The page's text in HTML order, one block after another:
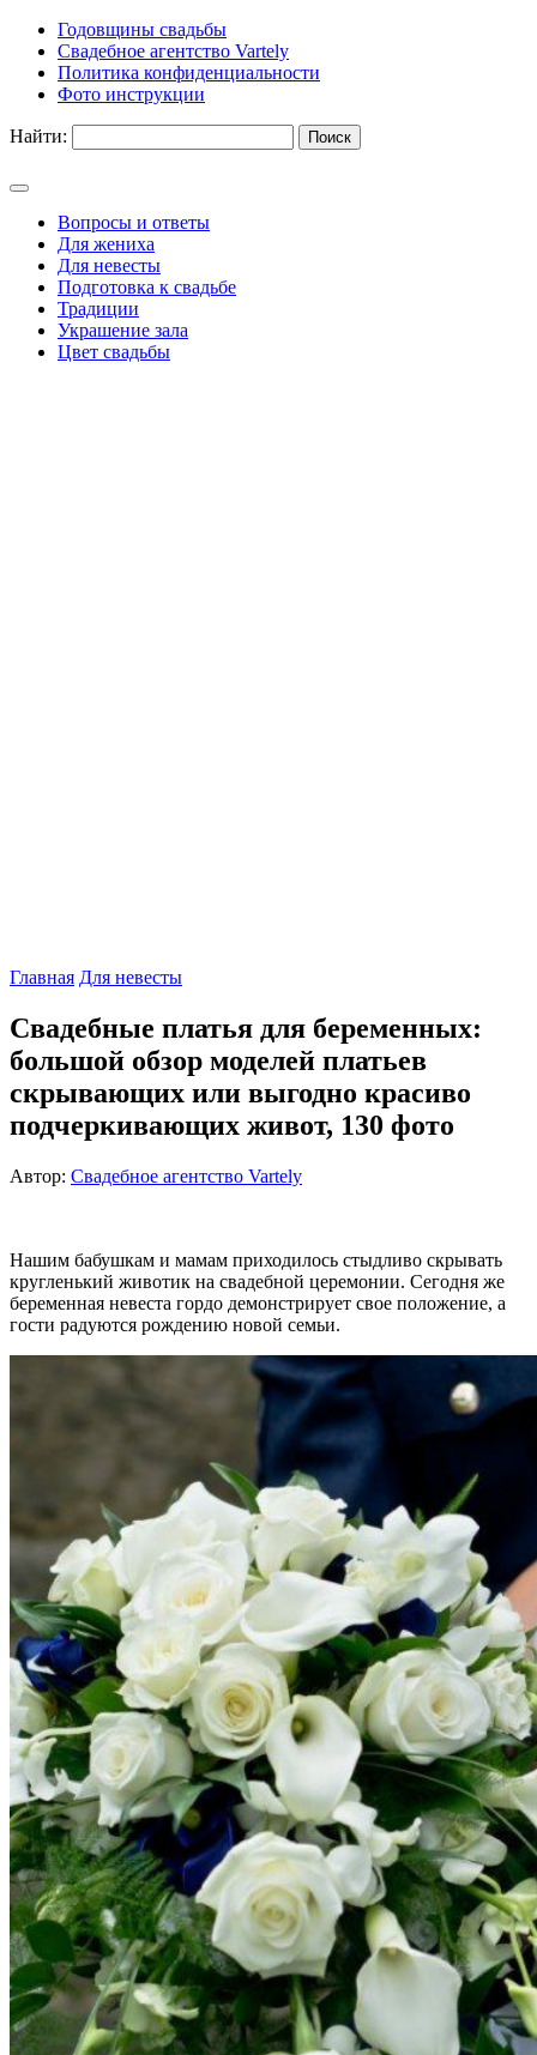
Годовщины свадьбы
Свадебное агентство Vartely
Политика конфиденциальности
Фото инструкции
Найти:
Вопросы и ответы
Для жениха
Для невесты
Подготовка к свадьбе
Традиции
Украшение зала
Цвет свадьбы
Главная Для невесты
Свадебные платья для беременных:
большой обзор моделей платьев
скрывающих или выгодно красиво
подчеркивающих живот, 130 фото
Автор: Свадебное агентство Vartely
Нашим бабушкам и мамам приходилось стыдливо скрывать
кругленький животик на свадебной церемонии. Сегодня же
беременная невеста гордо демонстрирует свое положение, а
гости радуются рождению новой семьи.